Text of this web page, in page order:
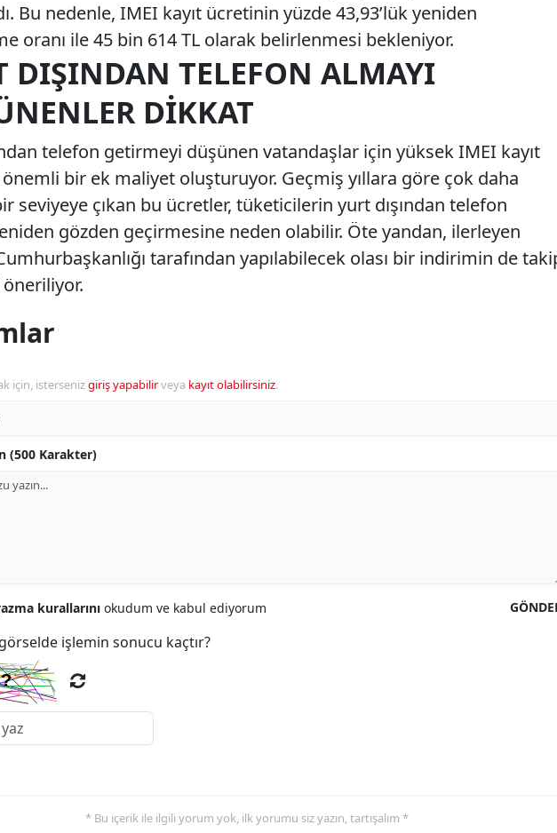
Bu nedenle, IMEI kayıt ücretinin yüzde 43,93’lük yeniden
oranı ile 45 bin 614 TL olarak belirlenmesi bekleniyor.
DIŞINDAN TELEFON ALMAYI
DIKKAT
telefon getirmeyi düşünen vatandaşlar için yüksek IMEI kayıt
bir ek maliyet oluşturuyor. Geçmiş yıllara göre çok daha
seviyeye çıkan bu ücretler, tüketicilerin yurt dışından telefon
gözden geçirmesine neden olabilir. Öte yandan, ilerleyen
tarafından yapılabilecek olası bir indirimin de
için, istersenizgiriş yapabilirveya kayıt olabilirsiniz.
(500 Karakter)
kurallarını okudum ve kabul ediyorum
işlemin sonucu kaçtır?
* Bu içerik ile ilgili yorum yok, ilk yorumu siz yazın, tartışalım *